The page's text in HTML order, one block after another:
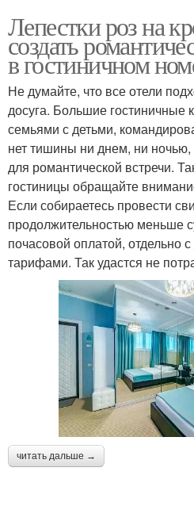
Свадебная кровать
Кровать из роз
Растения на кровати
Цветники с розами
Розы в контексте
Кровать в лепестках
Лепестки роз на
создать
в гостиничном
Не думайте, что все отели
досуга. Большие
семьями с детьми,
нет тишины ни днем, ни
для романтической встречи.
гостиницы обращайте
Если собираетесь провести
продолжительностью меньше
почасовой оплатой, отдельно
тарифами. Так удастся не
читать дальше →